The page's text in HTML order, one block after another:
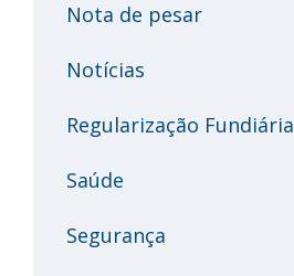
Nota de pesar
Notícias
Regularização Fundiária
Saúde
Segurança